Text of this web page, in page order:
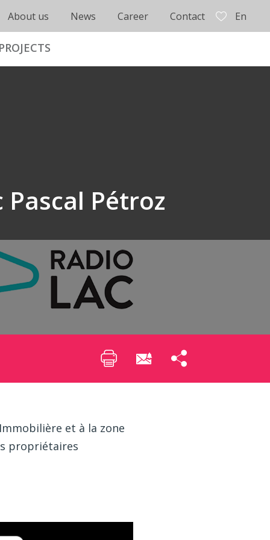
About us News Career Contact En
Pascal Pétroz
et à la zone
propriétaires